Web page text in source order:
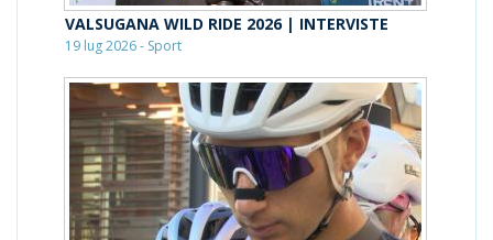
VALSUGANA WILD RIDE 2026 | INTERVISTE
19 lug 2026 - Sport